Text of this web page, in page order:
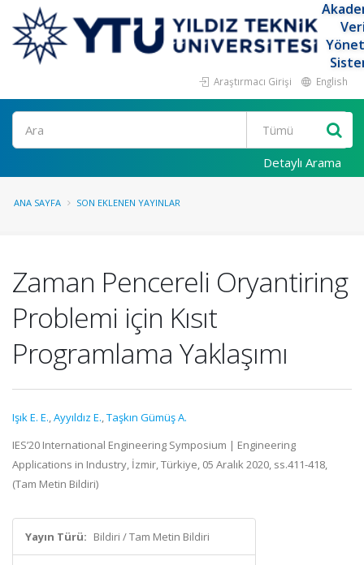
Araştırmacı Girişi English
Ara
Detaylı Arama
ANA SAYFA SON EKLENEN YAYINLAR
Zaman Pencereli Oryantiring
Problemi için Kısıt
Programlama Yaklaşımı
Işık E. E.,Ayyıldız E.,Taşkın Gümüş A.
IES’20 International Engineering Symposium | Engineering
Applications in Industry, İzmir, Türkiye, 05 Aralık 2020, ss.411-418,
(Tam Metin Bildiri)
Yayın Türü: Bildiri / Tam Metin Bildiri